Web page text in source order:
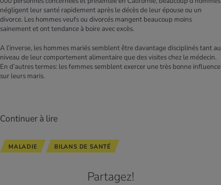
négligent leur santé rapidement après le décès de leur épouse ou un
divorce. Les hommes veufs ou divorcés mangent beaucoup moins
sainement et ont tendance à boire avec excès.
A l’inverse, les hommes mariés semblent être davantage disciplinés tant au
niveau de leur comportement alimentaire que des visites chez le médecin.
En d’autres termes: les femmes semblent exercer une très bonne influence
sur leurs maris.
Continuer à lire
MALADIE BILANS DE SANTÉ
Partagez!